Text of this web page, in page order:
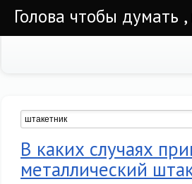
Голова чтобы думать
В каких случаях
металлический